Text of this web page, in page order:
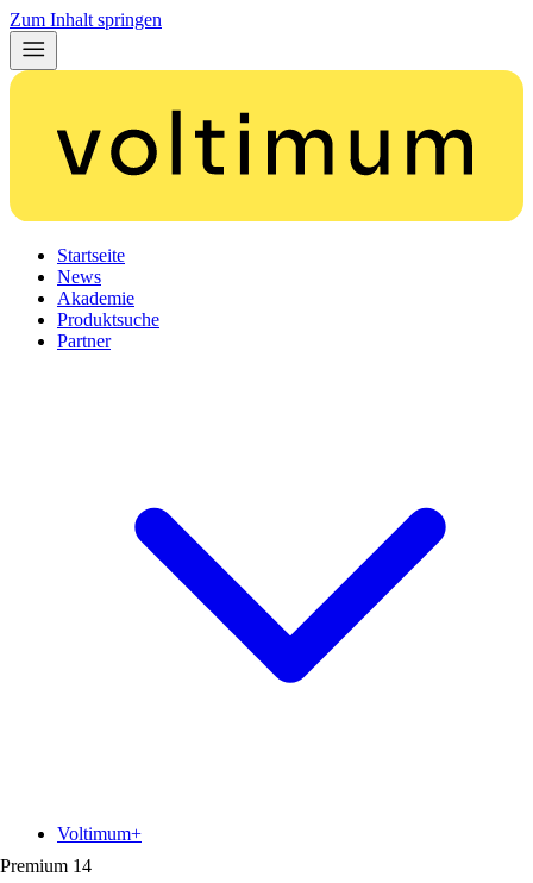
Zum Inhalt springen
Startseite
News
Akademie
Produktsuche
Partner
Premium 14
Voltimum+